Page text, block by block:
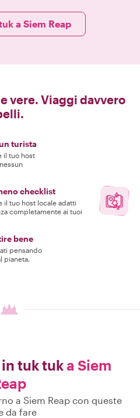
a Siem Reap
vere. Viaggi davvero
turista
il tuo host
checklist
il tuo host locale adatti
completamente ai tuoi
bene
pensando
pianeta.
tuk tuka Siem
a Siem Reap con queste
da fare